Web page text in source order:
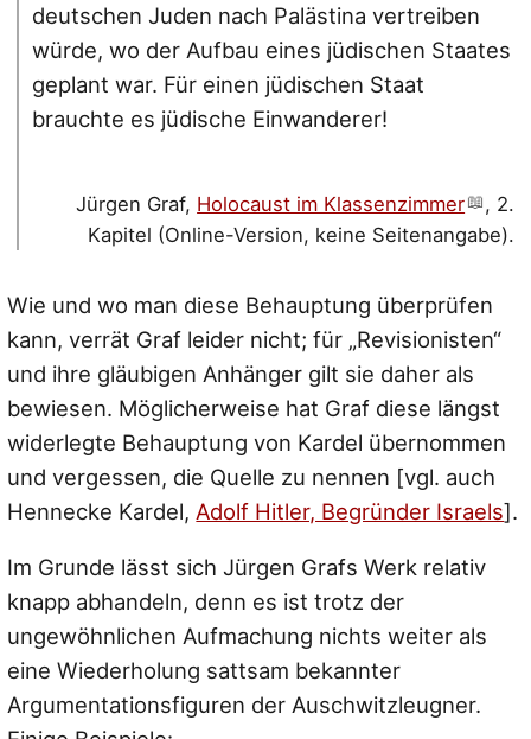
deutschen Juden nach Palästina vertreiben
würde, wo der Aufbau eines jüdischen Staates
geplant war. Für einen jüdischen Staat
brauchte es jüdische Einwanderer!
Jürgen Graf, Holocaust im Klassenzimmer
, 2.
Kapitel (Online-Version, keine Seitenangabe).
Wie und wo man diese Behauptung überprüfen
kann, verrät Graf leider nicht; für „Revisionisten“
und ihre gläubigen Anhänger gilt sie daher als
bewiesen. Möglicherweise hat Graf diese längst
widerlegte Behauptung von Kardel übernommen
und vergessen, die Quelle zu nennen [vgl. auch
Hennecke Kardel, Adolf Hitler, Begründer Israels].
Im Grunde lässt sich Jürgen Grafs Werk relativ
knapp abhandeln, denn es ist trotz der
ungewöhnlichen Aufmachung nichts weiter als
eine Wiederholung sattsam bekannter
Argumentationsfiguren der Auschwitzleugner.